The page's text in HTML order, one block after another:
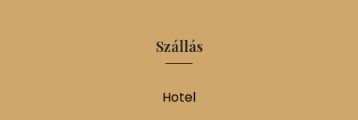
Szállás
Hotel